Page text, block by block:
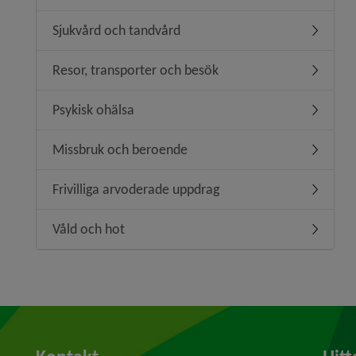
Sjukvård och tandvård
Resor, transporter och besök
Psykisk ohälsa
Missbruk och beroende
Frivilliga arvoderade uppdrag
Våld och hot